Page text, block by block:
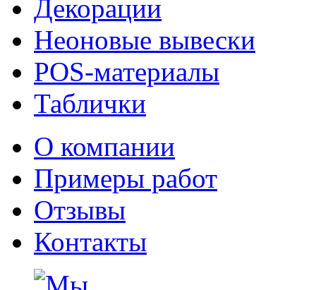
Декорации
Неоновые вывески
POS-материалы
Таблички
О компании
Примеры работ
Отзывы
Контакты